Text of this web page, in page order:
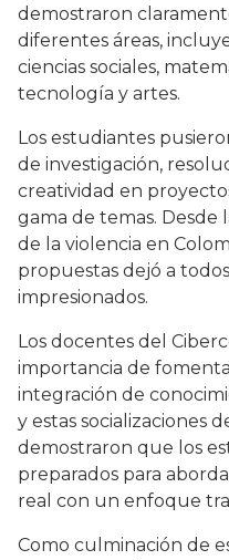
demostraron
diferentes áreas,
ciencias sociales,
tecnología y artes.
Los estudiantes
de investigación,
creatividad en
gama de temas. Desde
de la violencia en
propuestas dejó a
impresionados.
Los docentes del
importancia de
integración de
y estas socializaciones
demostraron que los
preparados para
real con un enfoque
Como culminación de